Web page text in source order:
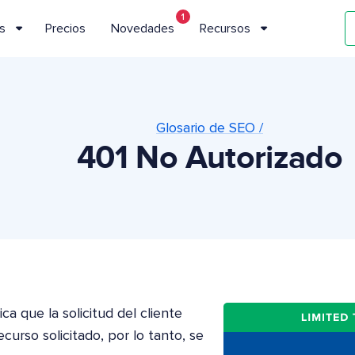
Precios Novedades
1
Recursos
Glosario de SEO /
401 No Autorizado
que la solicitud del cliente
solicitado, por lo tanto, se